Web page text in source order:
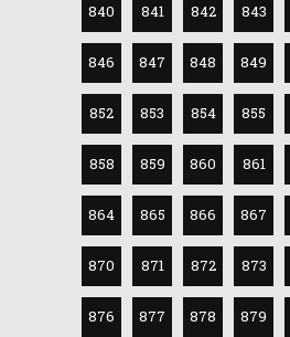
840 841 842 843
846 847 848 849
852 853 854 855
858 859 860 861
864 865 866 867
870 871 872 873
876 877 878 879